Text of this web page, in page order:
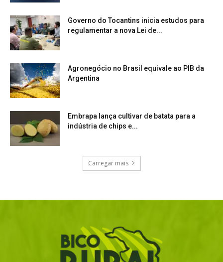
Governo do Tocantins inicia estudos para
regulamentar a nova Lei de...
Agronegócio no Brasil equivale ao PIB da
Argentina
Embrapa lança cultivar de batata para a
indústria de chips e...
Carregar mais